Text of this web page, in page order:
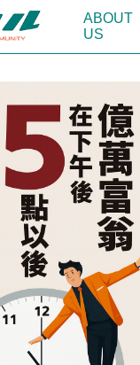
ABOUT
US